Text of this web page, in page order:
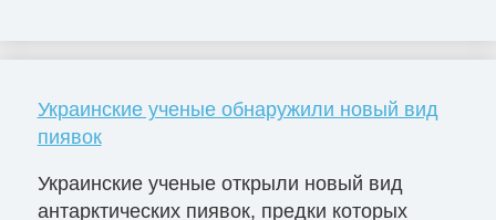
Украинские ученые обнаружили новый вид
пиявок
Украинские ученые открыли новый вид
антарктических пиявок, предки которых